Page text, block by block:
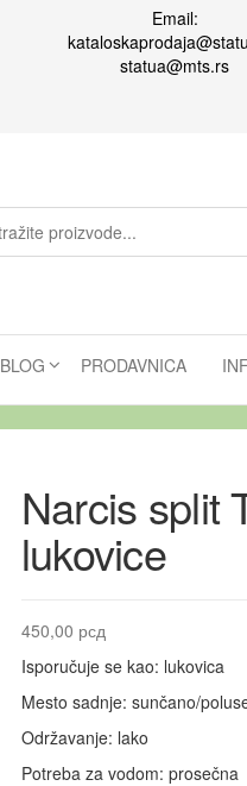
Email:
statua@mts.rs
BLOG PRODAVNICA
Narcis split
lukovice
450,00 рсд
Isporučuje se kao: lukovica
Mesto sadnje: sunčano/
Održavanje: lako
Potreba za vodom: prosečna